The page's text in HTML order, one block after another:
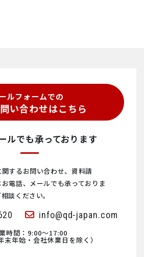
ルフォームでの
い合わせはこちら
ルでも承っております
するお問い合わせ、資料請
お電話、メールでも承っておりま
談ください。
info@qd-japan.com
時間：9:00〜17:00
末年始・会社休業日を除く）